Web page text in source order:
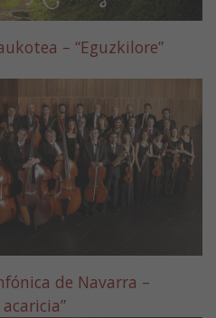
– “Eguzkilore”
de Navarra –